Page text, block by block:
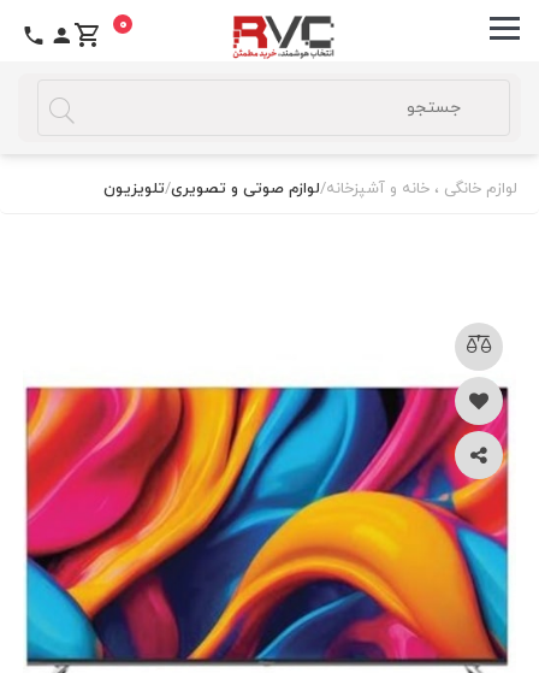
0
لوازم خانگی ، خانه و آشپزخانه/لوازم صوتی و تصویری/تلویزیون